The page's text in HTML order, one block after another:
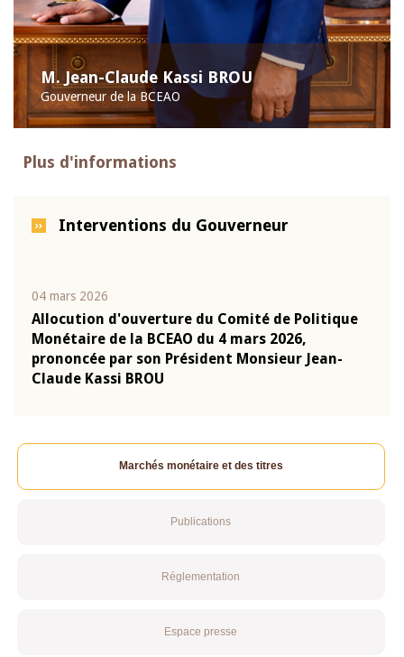
M. Jean-Claude Kassi BROU
Gouverneur de la BCEAO
Plus d'informations
Interventions du Gouverneur
04 mars 2026
Allocution d'ouverture du Comité de Politique
Monétaire de la BCEAO du 4 mars 2026,
prononcée par son Président Monsieur Jean-
Claude Kassi BROU
Marchés monétaire et des titres
Publications
Réglementation
Espace presse